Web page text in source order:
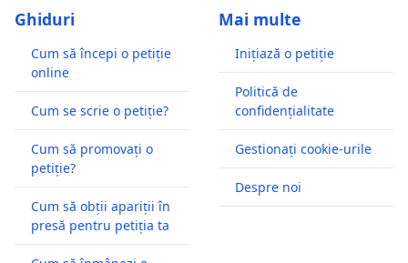
Ghiduri
Cum să începi o petiție
online
Cum se scrie o petiție?
Cum să promovați o
petiție?
Cum să obții apariții în
presă pentru petiția ta
Mai multe
Inițiază o petiție
Politică de
confidențialitate
Gestionați cookie-urile
Despre noi